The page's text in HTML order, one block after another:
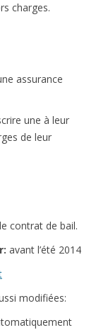
charges.
assurance
une à leur
de leur
contrat de bail.
avant l’été 2014
modifiées: